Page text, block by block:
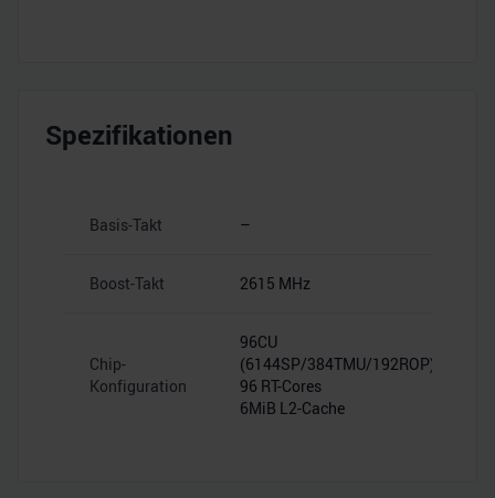
Spezifikationen
Basis-Takt –
Boost-Takt 2615 MHz
Chip-
Konfiguration
96CU
(6144SP/384TMU/192ROP)
96 RT-Cores
6MiB L2-Cache